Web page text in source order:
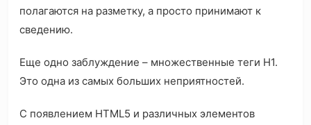
полагаются на разметку, а просто принимают к
сведению.
Еще одно заблуждение – множественные теги H1.
Это одна из самых больших неприятностей.
С появлением HTML5 и различных элементов